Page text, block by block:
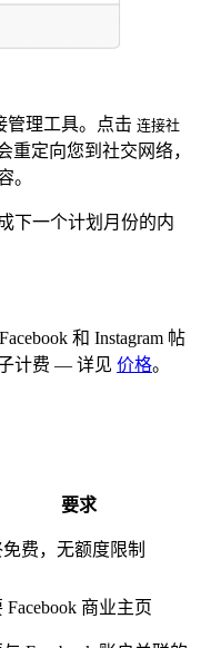
管理工具。点击 连接社
重定向您到社交网络，
。
下一个计划月份的内
和 Instagram 帖
计费 — 详见 价格。
要求
费，无额度限制
Facebook 商业主页